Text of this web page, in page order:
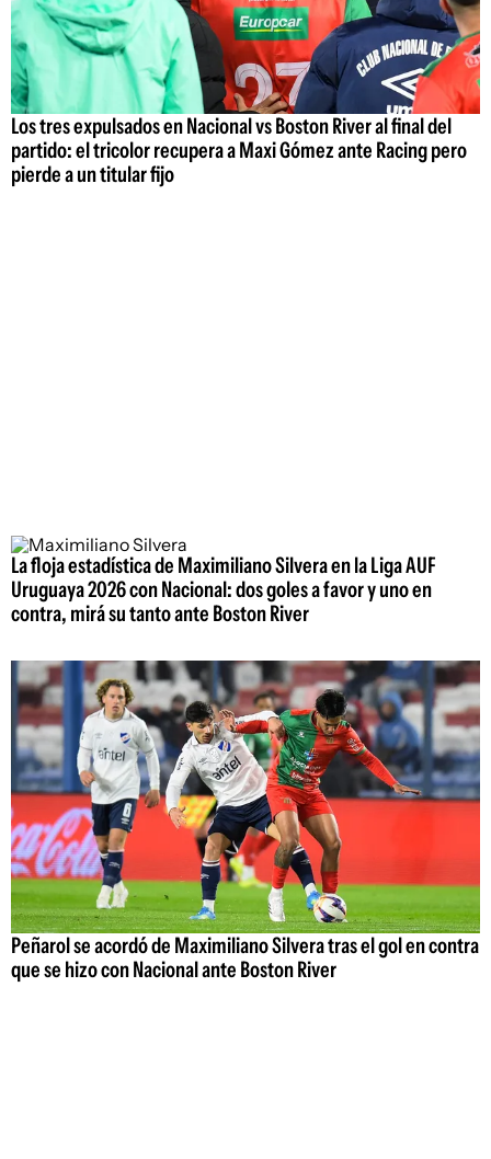
Los tres expulsados en Nacional vs Boston River al final del
partido: el tricolor recupera a Maxi Gómez ante Racing pero
pierde a un titular fijo
La floja estadística de Maximiliano Silvera en la Liga AUF
Uruguaya 2026 con Nacional: dos goles a favor y uno en
contra, mirá su tanto ante Boston River
Peñarol se acordó de Maximiliano Silvera tras el gol en contra
que se hizo con Nacional ante Boston River